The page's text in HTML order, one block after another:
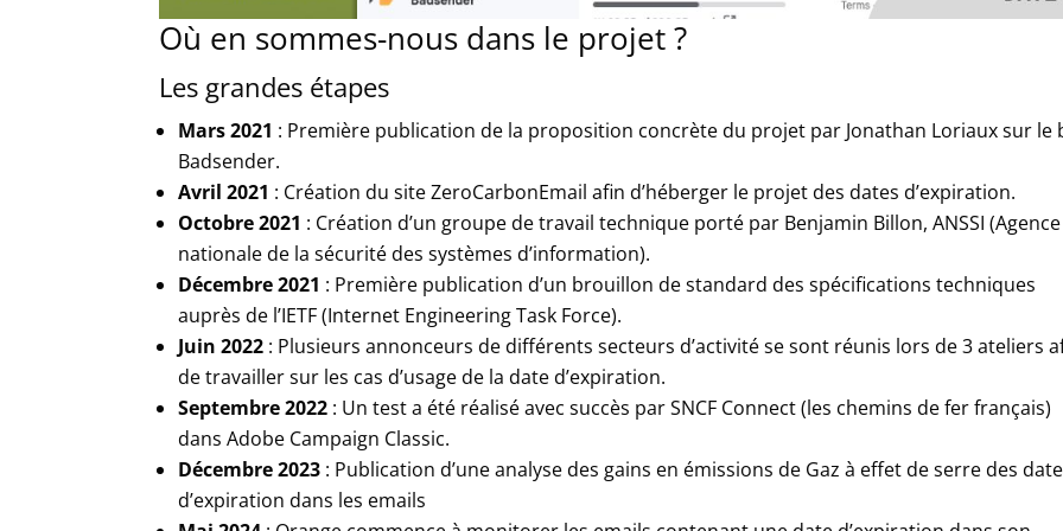
Où en sommes-nous dans le projet ?
Les grandes étapes
Mars 2021 : Première publication de la proposition concrète du projet par Jonathan Loriaux sur le
Badsender.
Avril 2021 : Création du site ZeroCarbonEmail afin d’héberger le projet des dates d’expiration.
Octobre 2021 : Création d’un groupe de travail technique porté par Benjamin Billon, ANSSI (Agence
nationale de la sécurité des systèmes d’information).
Décembre 2021 : Première publication d’un brouillon de standard des spécifications techniques
auprès de l’IETF (Internet Engineering Task Force).
Juin 2022 : Plusieurs annonceurs de différents secteurs d’activité se sont réunis lors de 3 ateliers
de travailler sur les cas d’usage de la date d’expiration.
Septembre 2022 : Un test a été réalisé avec succès par SNCF Connect (les chemins de fer français)
dans Adobe Campaign Classic.
Décembre 2023 : Publication d’une analyse des gains en émissions de Gaz à effet de serre des
d’expiration dans les emails